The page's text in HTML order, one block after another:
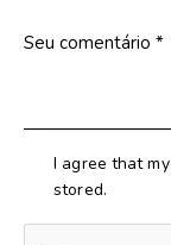
I agree that
stored.